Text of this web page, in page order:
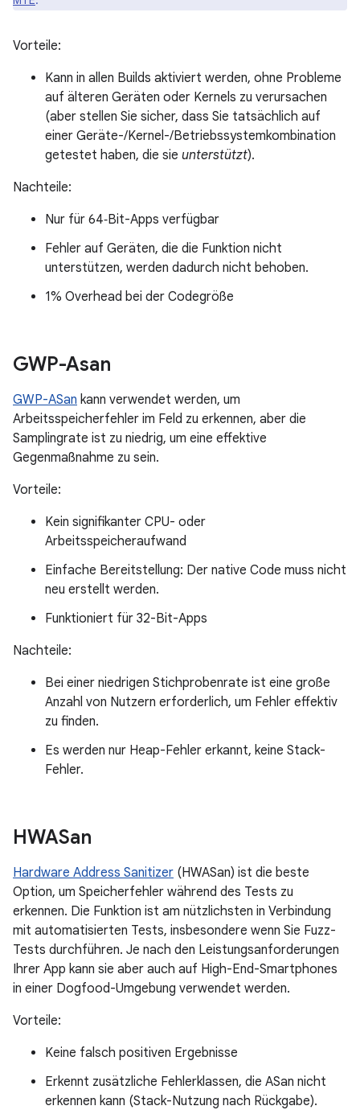
Vorteile:
Kann in allen Builds aktiviert werden, ohne Probleme
auf älteren Geräten oder Kernels zu verursachen
(aber stellen Sie sicher, dass Sie tatsächlich auf
einer Geräte-/Kernel-/Betriebssystemkombination
getestet haben, die sie unterstützt).
Nachteile:
Nur für 64‑Bit-Apps verfügbar
Fehler auf Geräten, die die Funktion nicht
unterstützen, werden dadurch nicht behoben.
1% Overhead bei der Codegröße
GWP-Asan
GWP-ASan kann verwendet werden, um
Arbeitsspeicherfehler im Feld zu erkennen, aber die
Samplingrate ist zu niedrig, um eine effektive
Gegenmaßnahme zu sein.
Vorteile:
Kein signifikanter CPU- oder
Arbeitsspeicheraufwand
Einfache Bereitstellung: Der native Code muss nicht
neu erstellt werden.
Funktioniert für 32-Bit-Apps
Nachteile:
Bei einer niedrigen Stichprobenrate ist eine große
Anzahl von Nutzern erforderlich, um Fehler effektiv
zu finden.
Es werden nur Heap-Fehler erkannt, keine Stack-
Fehler.
HWASan
Hardware Address Sanitizer (HWASan) ist die beste
Option, um Speicherfehler während des Tests zu
erkennen. Die Funktion ist am nützlichsten in Verbindung
mit automatisierten Tests, insbesondere wenn Sie Fuzz-
Tests durchführen. Je nach den Leistungsanforderungen
Ihrer App kann sie aber auch auf High-End-Smartphones
in einer Dogfood-Umgebung verwendet werden.
Vorteile:
Keine falsch positiven Ergebnisse
Erkennt zusätzliche Fehlerklassen, die ASan nicht
erkennen kann (Stack-Nutzung nach Rückgabe).